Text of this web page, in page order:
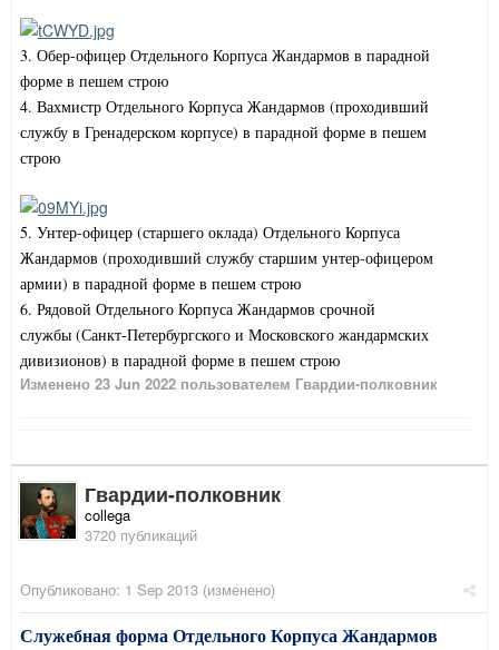
3. Обер-офицер Отдельного Корпуса Жандармов в парадной
форме в пешем строю
4. Вахмистр Отдельного Корпуса Жандармов (проходивший
службу в Гренадерском корпусе) в парадной форме в пешем
строю
5. Унтер-офицер (старшего оклада) Отдельного Корпуса
Жандармов (проходивший службу старшим унтер-офицером
армии) в парадной форме в пешем строю
6. Рядовой Отдельного Корпуса Жандармов срочной
службы (Санкт-Петербургского и Московского жандармских
дивизионов) в парадной форме в пешем строю
Изменено 23 Jun 2022 пользователем Гвардии-полковник
Гвардии-полковник
collega
3720 публикаций
Опубликовано: 1 Sep 2013 (изменено)
Служебная форма Отдельного Корпуса Жандармов